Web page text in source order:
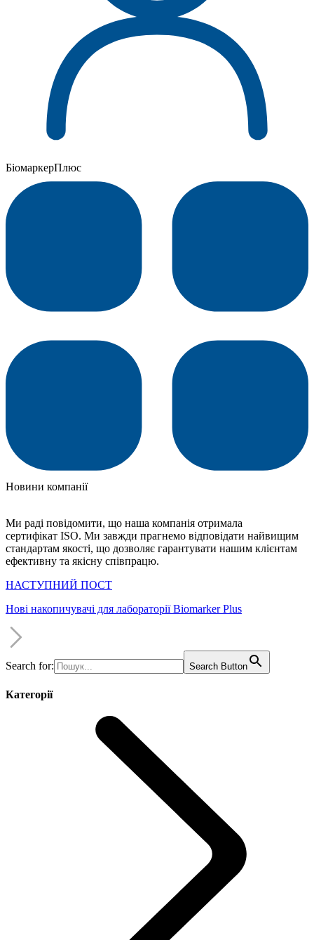
БіомаркерПлюс
Новини компанії
Ми раді повідомити, що наша компанія отримала
сертифікат ISO. Ми завжди прагнемо відповідати найвищим
стандартам якості, що дозволяє гарантувати нашим клієнтам
ефективну та якісну співпрацю.
НАСТУПНИЙ ПОСТ
Нові накопичувачі для лабораторії Biomarker Plus
Search for: Search Button
Категорії